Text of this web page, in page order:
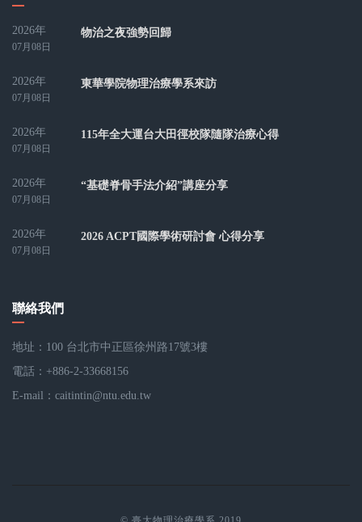
2026年
07月08日
物治之夜強勢回歸
2026年
07月08日
東華學院物理治療學系來訪
2026年
07月08日
115年全大運台大田徑校隊隨隊治療心得
2026年
07月08日
“基礎脊骨手法介紹”講座分享
2026年
07月08日
2026 ACPT國際學術研討會 心得分享
聯絡我們
地址：100 台北市中正區徐州路17號3樓
電話：+886-2-33668156
E-mail： caitintin@ntu.edu.tw